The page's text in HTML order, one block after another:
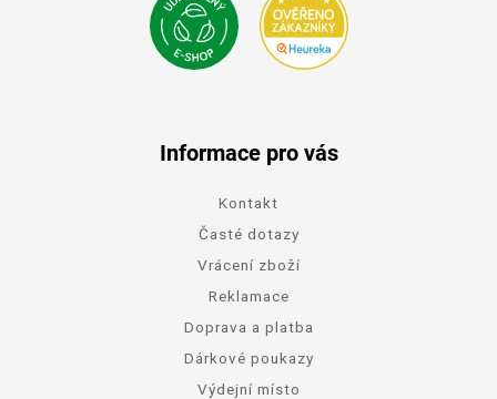
Informace pro vás
Kontakt
Časté dotazy
Vrácení zboží
Reklamace
Doprava a platba
Dárkové poukazy
Výdejní místo